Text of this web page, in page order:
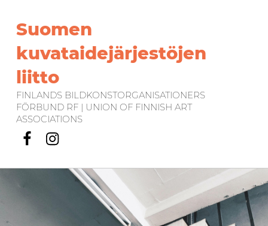
Suomen
kuvataidejärjestöjen
liitto
FINLANDS BILDKONSTORGANISATIONERS
FÖRBUND RF | UNION OF FINNISH ART
ASSOCIATIONS
Facebook
Instagram